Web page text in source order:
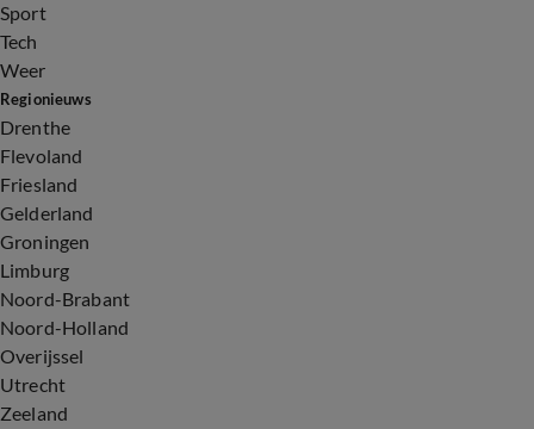
Sport
Tech
Weer
Regionieuws
Drenthe
Flevoland
Friesland
Gelderland
Groningen
Limburg
Noord-Brabant
Noord-Holland
Overijssel
Utrecht
Zeeland